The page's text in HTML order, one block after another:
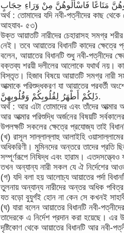
مَتَاعًا فَاسْأَلُوهُنَّ مِنْ وَرَاءِ حِجَابٍ
অর্থ : তোমাদের যদি নবী-পত্নীদের কাছ
আহযাব- ৫৩)
উক্ত আয়াতটি নারীদের চেহারাসহ সমগ্র
নেই। তবে আয়াতের বিধানটি কাদের
বলেন, আয়াতের বিধানটি শুধু নবী-পত্নীদের
বক্তব্য শরয়ী দলীলের আলোকে যথার্থ নয়।
বিস্তৃত। হিজাব বিষয়ে আয়াতটি সমগ্র
আত্মাকে পরিশুদ্ধকরণ যা আয়াতের পরবর্তী
ذَلِكُمْ أَطْهَرُ لِقُلُوبِكُمْ وَقُلُوبِهِنَّ.
অর্থ : আর এটা তোমাদের এবং তাঁদের
আর আত্মার পরিশুদ্ধি অর্জনের বিষয়টি
উপলক্ষটি সকলের ক্ষেত্রে প্রযোজ্য তাই
(খ) রাসূল সাল্লাল্লাহু আলাইহি
অধিকরিণী। মুমিনদের অন্তরে তাদের প্রতি
সম্পূর্ণরূপে নিষিদ্ধ এবং হারাম। এতদসত্ত্বেও
তখন অন্যান্য নারী সকল যে ঐ নির্দেশের
(গ) যদি বলা হয় আলোচ্য আয়াতের পর্দা
তুলনায় অন্যান্য নারীদের অন্তর অধিক
যত বড়ো বুযুর্গই হোন না কেন সে কখনই
(ঘ) যারা বলেন আয়াতের বিধানটি নবী-
তাদেরকে এ নির্দেশ প্রদান করা হয়েছে। এর
দৃষ্টিকোণ থেকে আয়াতের বিধানটি আর নবী-